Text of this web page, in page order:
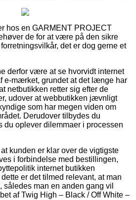
hos en GARMENT PROJECT
de for at være på den sikre
det er dog gerne et
derfor være at se hvorvidt internet
e-mærket, grundet at det længe har
netbutikken retter sig efter de
udover at webbutikken jævnligt
som har megen viden om
Derudover tilbydes du
du oplever dilemmaer i processen
kunden er klar over de vigtigste
i forbindelse med bestillingen,
internet butikken
er det tilmed relevant, at man
således man en anden gang vil
af Twig High – Black / Off White –